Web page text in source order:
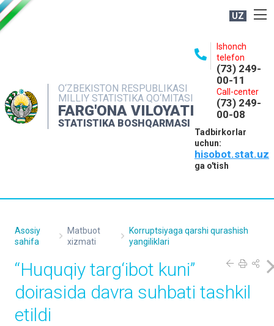
UZ
O‘ZBEKISTON RESPUBLIKASI
MILLIY STATISTIKA QO‘MITASI
FARG'ONA VILOYATI
STATISTIKA BOSHQARMASI
Ishonch
telefon
(73) 249-
00-11
Call-center
(73) 249-
00-08
Tadbirkorlar
uchun:
hisobot.stat.uz
ga o'tish
NASHRLAR
INTERAKTIV XIZMATLAR
MATBUOT XIZMATI
Asosiy
sahifa
Matbuot
xizmati
Korruptsiyaga qarshi qurashish
yangiliklari
“Huquqiy targ‘ibot kuni”
doirasida davra suhbati tashkil
etildi